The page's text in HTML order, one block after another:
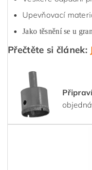
Upevňovací
Jako těsnění se u
Přečtěte si článek: